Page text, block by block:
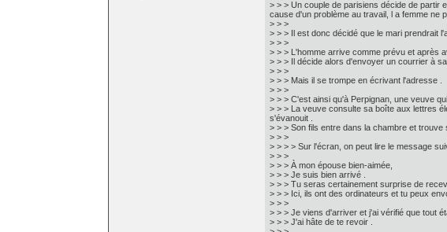
> > > Un couple de parisiens décide de partir
cause d'un problème au travail, l a femme ne
> > >
> > > Il est donc décidé que le mari prendrait
> > >
> > > L'homme arrive comme prévu et après
> > > Il décide alors d'envoyer un courrier à sa
> > >
> > > Mais il se trompe en écrivant l'adresse .
> > >
> > > C'est ainsi qu'à Perpignan, une veuve
> > > La veuve consulte sa boîte aux lettres
s'évanouit .
> > > Son fils entre dans la chambre et
> > >
> > > > Sur l'écran, on peut lire le message
> > >
> > > À mon épouse bien-aimée,
> > > Je suis bien arrivé .
> > > Tu seras certainement surprise de
> > > Ici, ils ont des ordinateurs et tu peux
> > >
> > > Je viens d'arriver et j'ai vérifié que tout
> > > J'ai hâte de te revoir .